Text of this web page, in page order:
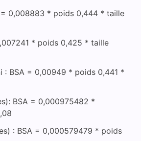
= 0,008883 * poids 0,444 * taille
* poids 0,425 * taille
: BSA = 0,00949 * poids 0,441 *
BSA = 0,000975482 *
: BSA = 0,000579479 * poids